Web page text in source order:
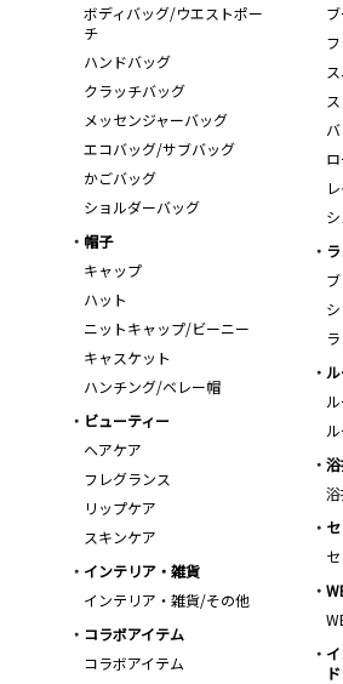
ボディバッグ/ウエストポー
チ
ハンドバッグ
クラッチバッグ
メッセンジャーバッグ
エコバッグ/サブバッグ
かごバッグ
ショルダーバッグ
帽子
キャップ
ハット
ニットキャップ/ビーニー
キャスケット
ハンチング/ベレー帽
ビューティー
ヘアケア
フレグランス
リップケア
スキンケア
インテリア・雑貨
インテリア・雑貨/その他
コラボアイテム
コラボアイテム
ド